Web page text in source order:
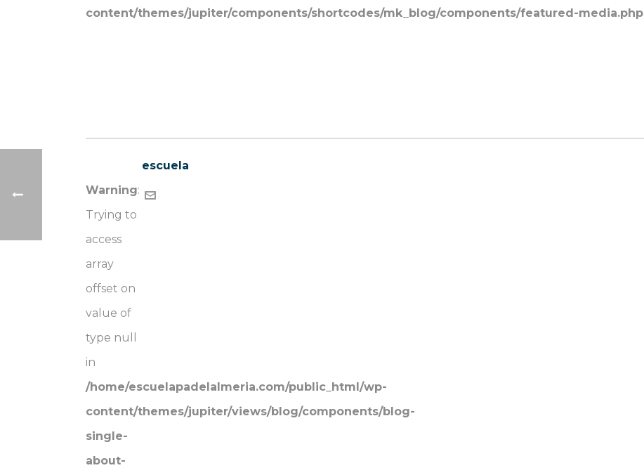
content/themes/jupiter/components/shortcodes/mk_blog/components/featured-media.php
Warning:
Trying to
access
array
offset on
value of
type null
in
/home/escuelapadelalmeria.com/public_html/wp-
content/themes/jupiter/views/blog/components/blog-
single-
about-
escuela